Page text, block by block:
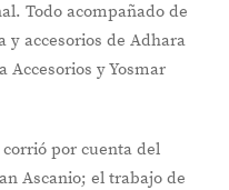
Todo acompañado de
y accesorios de Adhara
Accesorios y Yosmar
por cuenta del
Ascanio; el trabajo de